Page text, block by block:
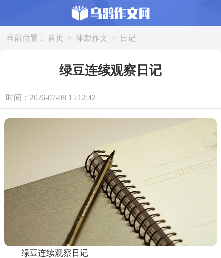
当前位置： 首页 > 体裁作文 > 日记
绿豆连续观察日记
时间：2026-07-08 15:12:42
绿豆连续观察日记